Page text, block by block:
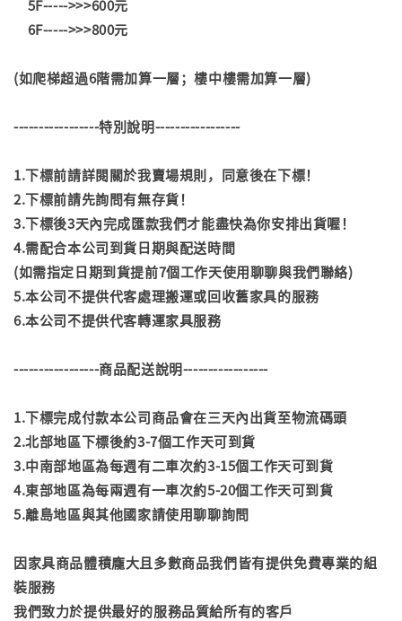
5F----->>>600元
6F----->>>800元
(如爬梯超過6階需加算一層；樓中樓需加算一層)
-----------------特別說明-----------------
1.下標前請詳閱關於我賣場規則，同意後在下標！
2.下標前請先詢問有無存貨！
3.下標後3天內完成匯款我們才能盡快為你安排出貨喔！
4.需配合本公司到貨日期與配送時間
(如需指定日期到貨提前7個工作天使用聊聊與我們聯絡)
5.本公司不提供代客處理搬運或回收舊家具的服務
6.本公司不提供代客轉運家具服務
-----------------商品配送說明-----------------
1.下標完成付款本公司商品會在三天內出貨至物流碼頭
2.北部地區下標後約3-7個工作天可到貨
3.中南部地區為每週有二車次約3-15個工作天可到貨
4.東部地區為每兩週有一車次約5-20個工作天可到貨
5.離島地區與其他國家請使用聊聊詢問
因家具商品體積龐大且多數商品我們皆有提供免費專業的組
裝服務
我們致力於提供最好的服務品質給所有的客戶